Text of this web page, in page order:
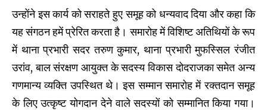
उन्होंने इस कार्य को सराहते हुए समूह को धन्यवाद दिया और कहा कि
यह संगठन हमें प्रेरित करता है। समारोह में विशिष्ट अतिथियों के रूप
में थाना प्रभारी सदर तरुण कुमार, थाना प्रभारी मुफस्सिल रंजीत
उरांव, बाल संरक्षण आयुक्त के सदस्य विकास दोदराजका समेत अन्य
गणमान्य व्यक्ति उपस्थित थे। इस सम्मान समारोह में रक्तदान समूह
के लिए उत्कृष्ट योगदान देने वाले सदस्यों को सम्मानित किया गया।